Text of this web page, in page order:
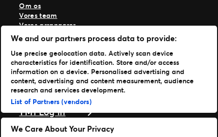
Om os
Vores team
Vores arrangører
Vores historie
Karriere hos Live Nation
Læs mere
Nyheder
Presse & medier
Support
TM1 Log in
Download vores apps
We and our partners process data to provide:
Use precise geolocation data. Actively scan device
characteristics for identification. Store and/or access
information on a device. Personalised advertising and
content, advertising and content measurement, audience
research and services development.
List of Partners (vendors)
We Care About Your Privacy